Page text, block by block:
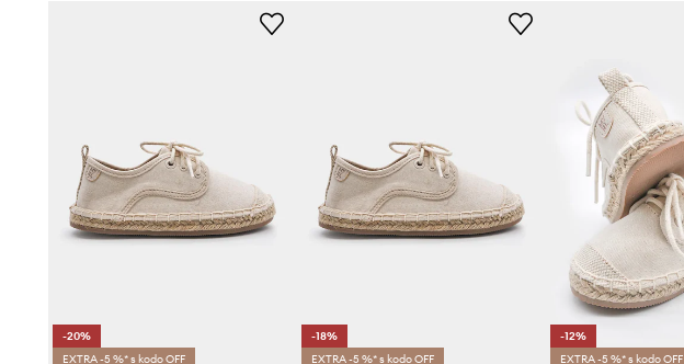
-20%
EXTRA -5 %* s kodo OFF
-18%
EXTRA -5 %* s kodo OFF
-12%
EXTRA -5 %* s kodo OFF